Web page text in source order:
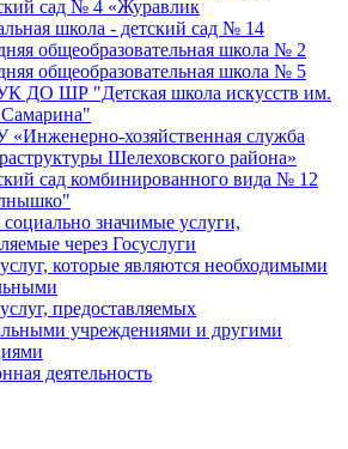
сад № 4 «Журавлик
школа - детский сад № 14
общеобразовательная школа № 2
общеобразовательная школа № 5
ДО ШР "Детская школа искусств им.
хозяйственная служба
Шелеховского района»
сад комбинированного вида № 12
значимые услуги,
через Госуслуги
которые являются необходимыми
предоставляемых
учреждениями и другими
деятельность